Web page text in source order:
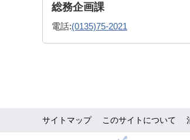
総務企画課
電話:(0135)75-2021
サイトマップ このサイトについて